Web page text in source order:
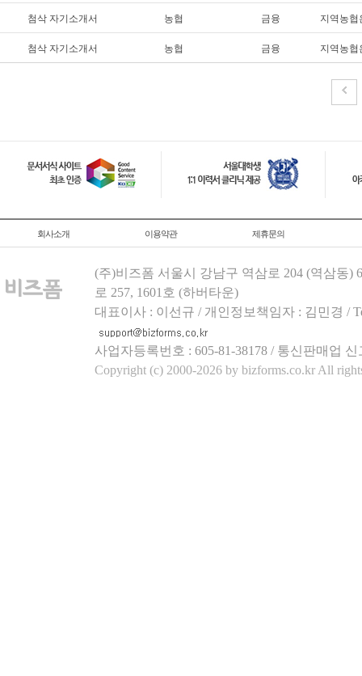
첨삭 자기소개서 농협 금융 지역농협
첨삭 자기소개서 농협 금융 지역농협
회사소개 이용약관 제휴문의
(주)비즈폼 서울시 강남구 역삼로 204 (역삼동)
로 257, 1601호 (하버타운)
대표이사 : 이선규 / 개인정보책임자 : 김민경 /
사업자등록번호 : 605-81-38178 / 통신판매업
Copyright (c) 2000-2026 by bizforms.co.kr All